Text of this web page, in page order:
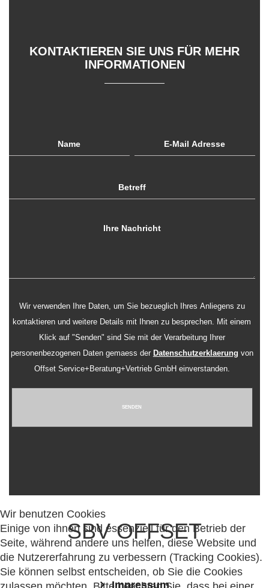
KONTAKTIEREN SIE UNS FÜR MEHR
INFORMATIONEN
Wir verwenden Ihre Daten, um Sie bezueglich Ihres Anliegens zu
kontaktieren und weitere Details mit Ihnen zu besprechen. Mit einem
Klick auf "Senden" sind Sie mit der Verarbeitung Ihrer
personenbezogenen Daten gemaess der Datenschutzerklaerung von
Offset Service+Beratung+Vertrieb GmbH einverstanden.
SENDEN
SBV OFFSET
Impressum
Wir benutzen Cookies
Einige von ihnen sind essenziell für den Betrieb der
Seite, während andere uns helfen, diese Website und
die Nutzererfahrung zu verbessern (Tracking Cookies).
Sie können selbst entscheiden, ob Sie die Cookies